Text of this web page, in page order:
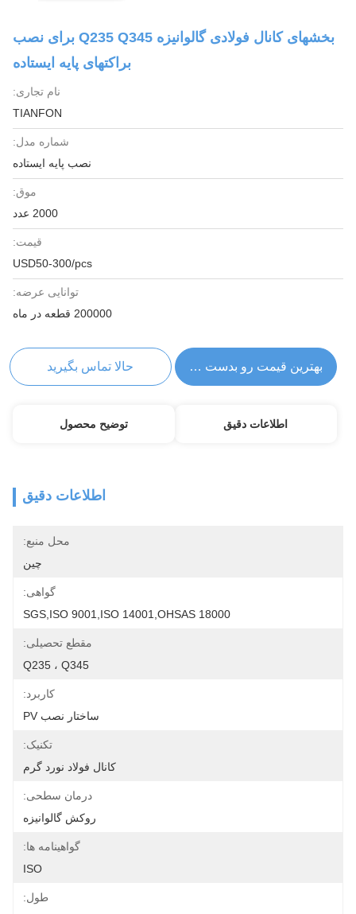
بخشهای کانال فولادی گالوانیزه Q235 Q345 برای نصب
براکتهای پایه ایستاده
نام تجاری:
TIANFON
شماره مدل:
نصب پایه ایستاده
موق:
2000 عدد
قیمت:
USD50-300/pcs
توانایی عرضه:
200000 قطعه در ماه
بهترین قیمت رو بدست بیار حالا تماس بگیرید
اطلاعات دقیق توضیح محصول
اطلاعات دقیق
محل منبع:
چین
گواهی:
SGS,ISO 9001,ISO 14001,OHSAS 18000
مقطع تحصیلی:
Q235 ، Q345
کاربرد:
ساختار نصب PV
تکنیک:
کانال فولاد نورد گرم
درمان سطحی:
روکش گالوانیزه
گواهینامه ها:
ISO
طول: